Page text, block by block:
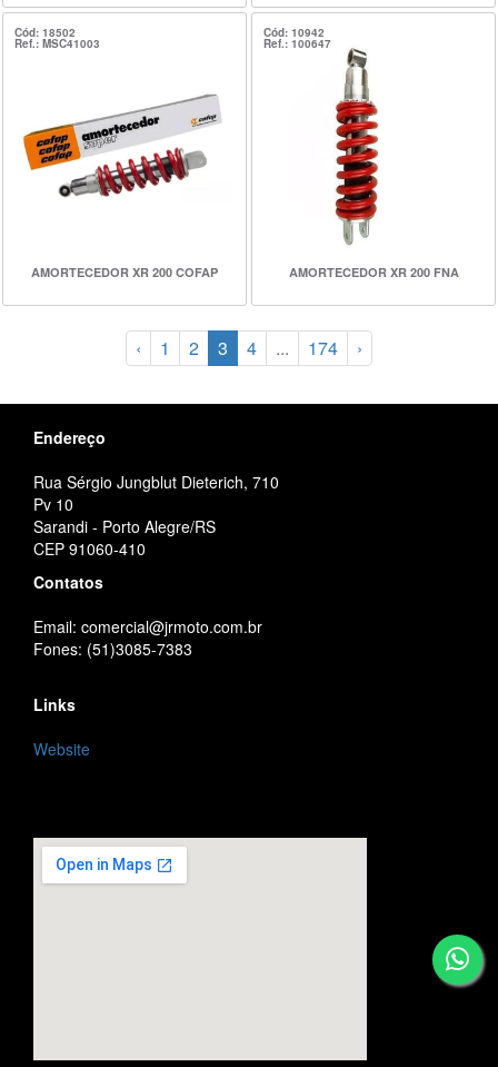
Cód: 18502
Ref.: MSC41003
AMORTECEDOR XR 200 COFAP
Cód: 10942
Ref.: 100647
AMORTECEDOR XR 200 FNA
‹ 1 2 3 4 ... 174 ›
Endereço
Rua Sérgio Jungblut Dieterich, 710
Pv 10
Sarandi - Porto Alegre/RS
CEP 91060-410
Contatos
Email: comercial@jrmoto.com.br
Fones: (51)3085-7383
Links
Website